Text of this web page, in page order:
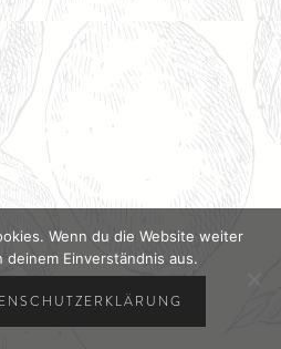
Wenn du die Website weiter
Einverständnis aus.